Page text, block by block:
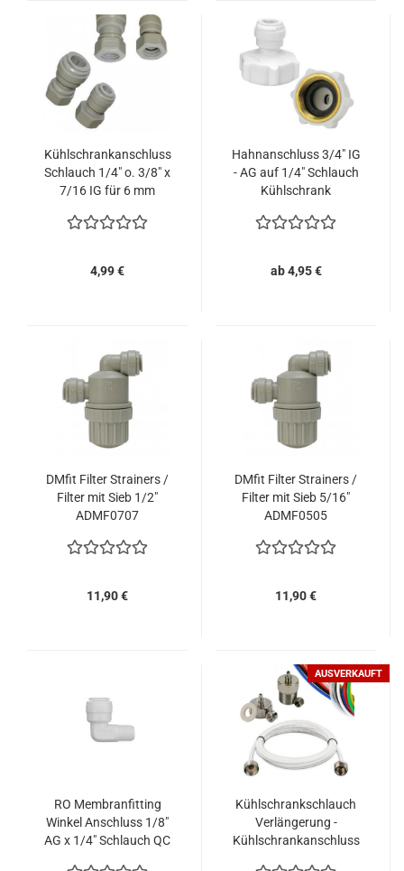
Kühlschrankanschluss
Schlauch 1/4" o. 3/8" x
7/16 IG für 6 mm
4,99 €
Hahnanschluss 3/4" IG
- AG auf 1/4" Schlauch
Kühlschrank
ab 4,95 €
DMfit Filter Strainers /
Filter mit Sieb 1/2"
ADMF0707
11,90 €
DMfit Filter Strainers /
Filter mit Sieb 5/16"
ADMF0505
11,90 €
RO Membranfitting
Winkel Anschluss 1/8"
AG x 1/4" Schlauch QC
AUSVERKAUFT
Kühlschrankschlauch
Verlängerung -
Kühlschrankanschluss